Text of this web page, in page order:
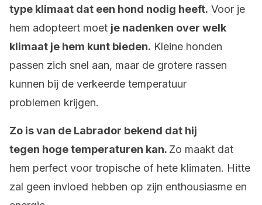
type klimaat dat een hond nodig heeft. Voor je
hem adopteert moet je nadenken over welk
klimaat je hem kunt bieden. Kleine honden
passen zich snel aan, maar de grotere rassen
kunnen bij de verkeerde temperatuur
problemen krijgen.
Zo is van de Labrador bekend dat hij
tegen hoge temperaturen kan. Zo maakt dat
hem perfect voor tropische of hete klimaten. Hitte
zal geen invloed hebben op zijn enthousiasme en